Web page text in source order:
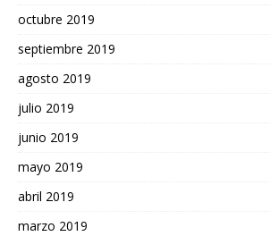
octubre 2019
septiembre 2019
agosto 2019
julio 2019
junio 2019
mayo 2019
abril 2019
marzo 2019